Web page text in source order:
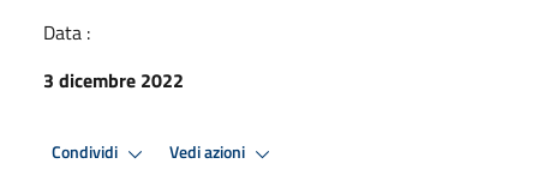
Data :
3 dicembre 2022
Condividi Vedi azioni